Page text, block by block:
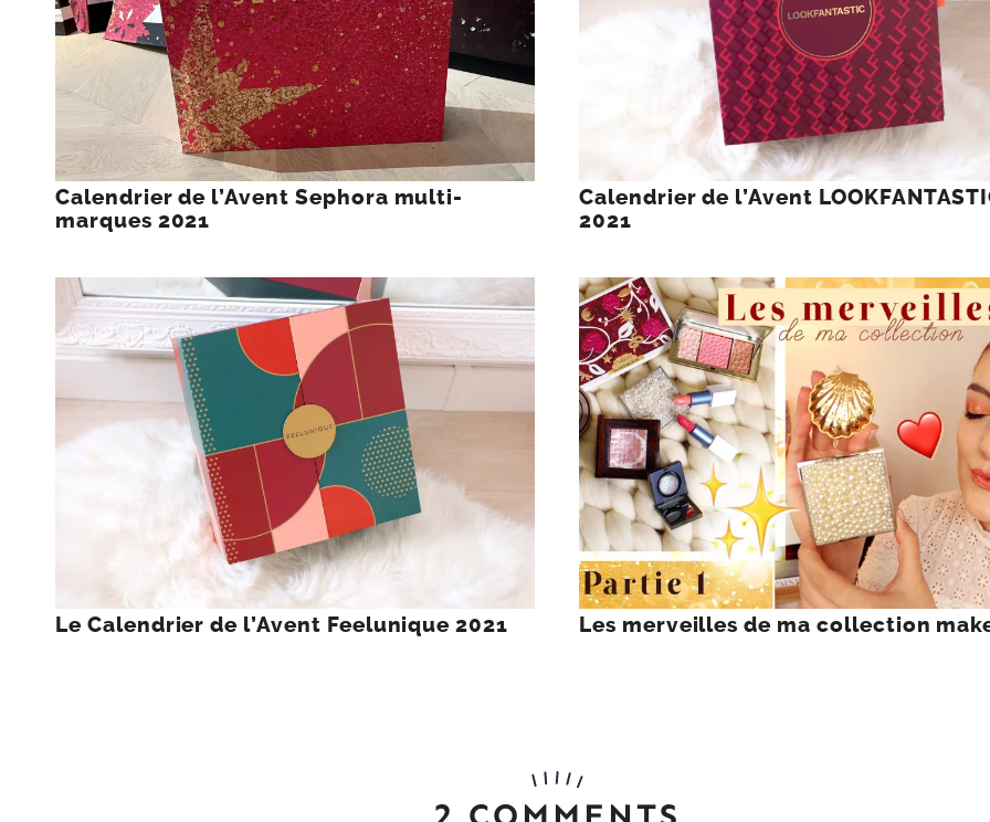
Calendrier de l’Avent Sephora multi-
marques 2021
Calendrier de l’Avent
2021
Le Calendrier de l’Avent Feelunique 2021 Les merveilles de ma collection